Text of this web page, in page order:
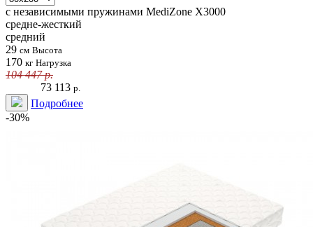
с независимыми пружинами MediZone X3000
средне-жесткий
средний
29 см Высота
170 кг Нагрузка
104 447р.
73 113 р.
Подробнее
-30%